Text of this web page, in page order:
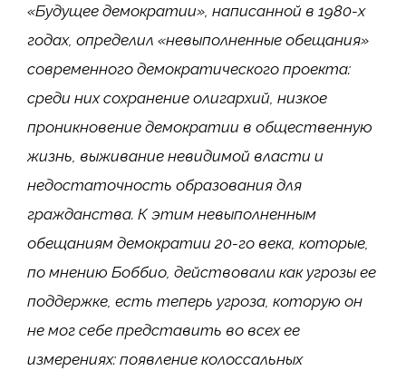
«Будущее демократии», написанной в 1980-х
годах, определил «невыполненные обещания»
современного демократического проекта:
среди них сохранение олигархий, низкое
проникновение демократии в общественную
жизнь, выживание невидимой власти и
недостаточность образования для
гражданства. К этим невыполненным
обещаниям демократии 20-го века, которые,
по мнению Боббио, действовали как угрозы ее
поддержке, есть теперь угроза, которую он
не мог себе представить во всех ее
измерениях: появление колоссальных